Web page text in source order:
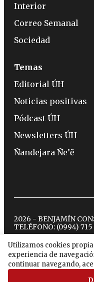
Utilizamos cookies
experiencia de
continuar navegando,
Interior
Correo Semanal
Sociedad
Temas
Editorial ÚH
Noticias positivas
Pódcast ÚH
Newsletters ÚH
Ñandejara Ñe’ẽ
2026 - BENJAMÍN
TELÉFONO: (0994) 715
twitterinstagram